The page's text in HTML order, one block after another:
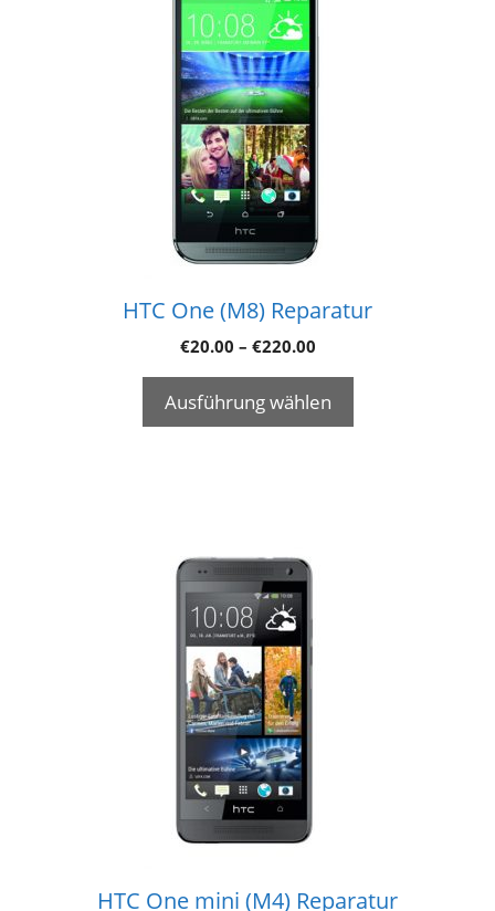
HTC One (M8) Reparatur
€20.00 – €220.00
Ausführung wählen
HTC One mini (M4) Reparatur